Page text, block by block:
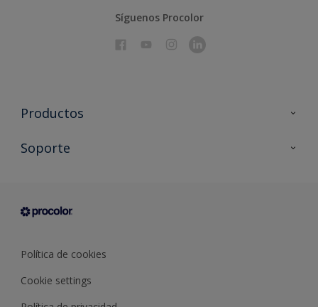
Síguenos Procolor
Productos
Todos los productos
Condiciones generales de venta
Soporte
Sobre Procolor
Política de cookies
Cookie settings